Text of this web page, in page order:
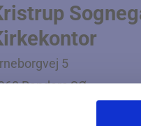
5
Randers SØ